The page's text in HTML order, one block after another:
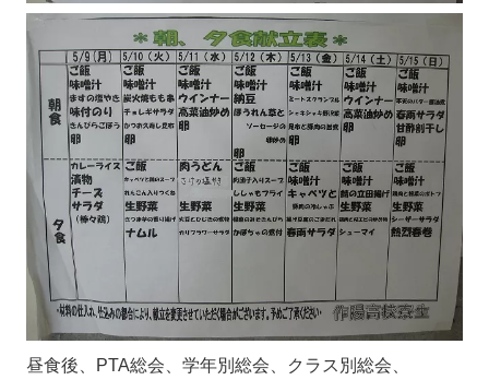
昼食後、PTA総会、学年別総会、クラス別総会、